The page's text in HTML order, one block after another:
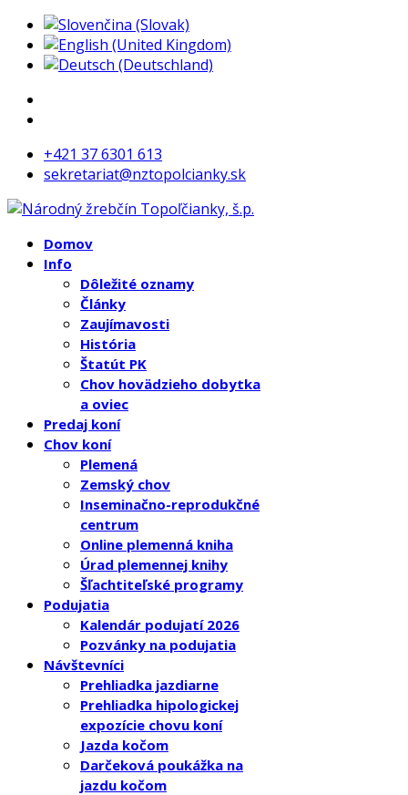
+421 37 6301 613
sekretariat@nztopolcianky.sk
Domov
Info
Dôležité oznamy
Články
Zaujímavosti
História
Štatút PK
Chov hovädzieho dobytka
a oviec
Predaj koní
Chov koní
Plemená
Zemský chov
Inseminačno-reprodukčné
centrum
Online plemenná kniha
Úrad plemennej knihy
Šľachtiteľské programy
Podujatia
Kalendár podujatí 2026
Pozvánky na podujatia
Návštevníci
Prehliadka jazdiarne
Prehliadka hipologickej
expozície chovu koní
Jazda kočom
Darčeková poukážka na
jazdu kočom